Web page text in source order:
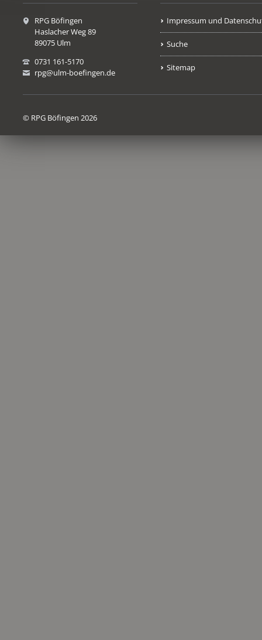
RPG Böfingen
Haslacher Weg 89
89075 Ulm
0731 161-5170
rpg@ulm-boefingen.de
Impressum und
Suche
Sitemap
© RPG Böfingen 2026